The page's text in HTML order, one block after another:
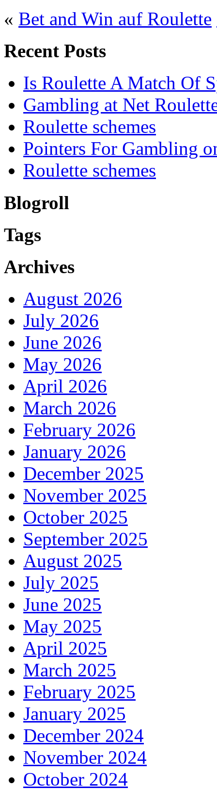
« Bet and Win auf Roulette
Recent Posts
Is Roulette A Match Of
Gambling at Net
Roulette schemes
Pointers For Gambling
Roulette schemes
Blogroll
Tags
Archives
August 2026
July 2026
June 2026
May 2026
April 2026
March 2026
February 2026
January 2026
December 2025
November 2025
October 2025
September 2025
August 2025
July 2025
June 2025
May 2025
April 2025
March 2025
February 2025
January 2025
December 2024
November 2024
October 2024